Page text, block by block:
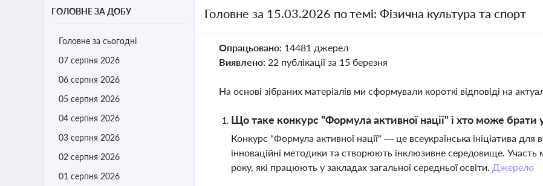
ГОЛОВНЕ ЗА ДОБУ
Головне за сьогодні
07 серпня 2026
06 серпня 2026
05 серпня 2026
04 серпня 2026
03 серпня 2026
02 серпня 2026
01 серпня 2026
Головне за 15.03.2026 по темі: Фізична культура та спорт
Опрацьовано: 14481 джерел
Виявлено: 22 публікації за 15 березня
На основі зібраних матеріалів ми сформували короткі відповіді на
Що таке конкурс "Формула активної нації" і хто може брати
Конкурс "Формула активної нації" — це всеукраїнська ініціатива для
інноваційні методики та створюють інклюзивне середовище.
року, які працюють у закладах загальної середньої освіти. Джерело